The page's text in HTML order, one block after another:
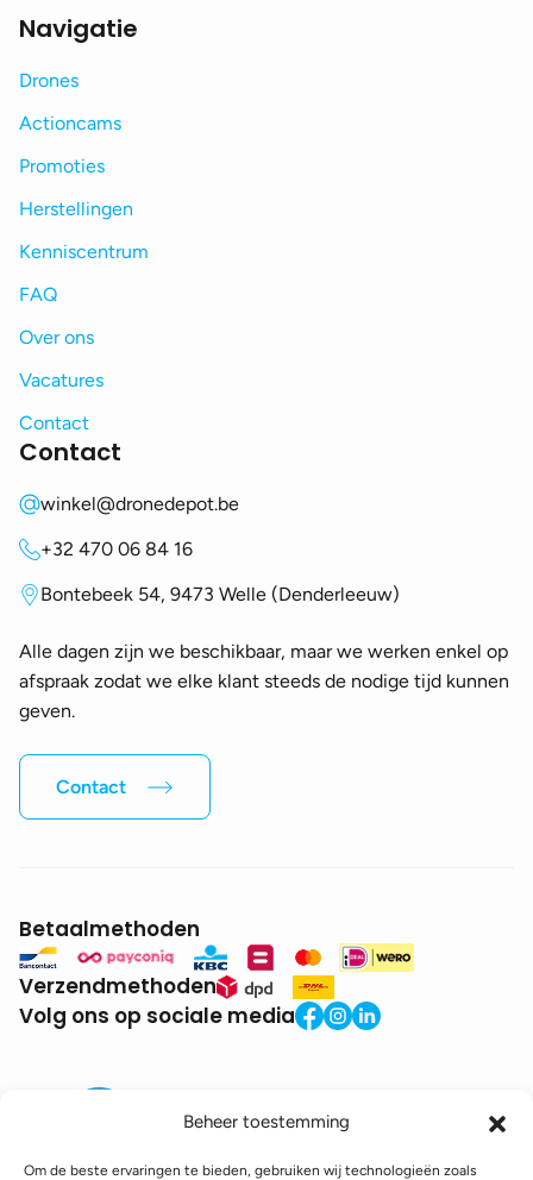
Beheer toestemming
Om de beste ervaringen te bieden, gebruiken wij technologieën zoals
Navigatie
Drones
Actioncams
Promoties
Herstellingen
Kenniscentrum
FAQ
Over ons
Vacatures
Contact
Contact
winkel@dronedepot.be
+32 470 06 84 16
Bontebeek 54, 9473 Welle (Denderleeuw)
Alle dagen zijn we beschikbaar, maar we werken enkel op
afspraak zodat we elke klant steeds de nodige tijd kunnen
geven.
Contact
Betaalmethoden
Verzendmethoden
Volg ons op sociale media